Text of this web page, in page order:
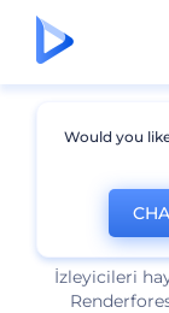
İzleyicileri
Would you